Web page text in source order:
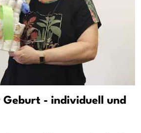
Geburt - individuell und